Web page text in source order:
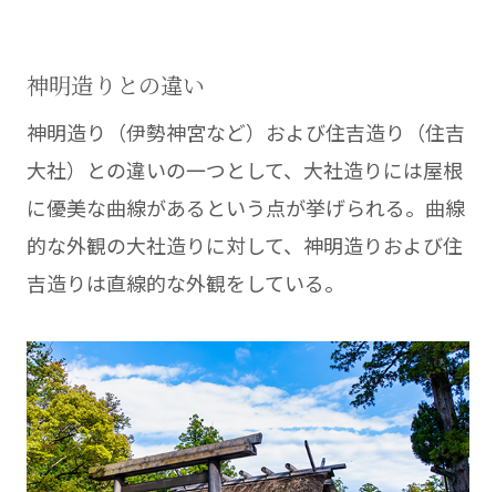
神明造りとの違い
神明造り（伊勢神宮など）および住吉造り（住吉
大社）との違いの一つとして、大社造りには屋根
に優美な曲線があるという点が挙げられる。曲線
的な外観の大社造りに対して、神明造りおよび住
吉造りは直線的な外観をしている。